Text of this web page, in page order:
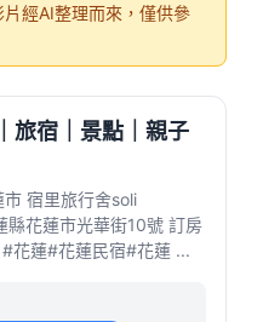
經AI整理而來，僅供參
旅宿｜景點｜親子
宿里旅行舍soli
花蓮市光華街10號 訂房
花蓮#花蓮民宿#花蓮 ...